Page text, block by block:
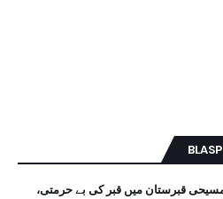
قبرستان میں قبر کی بے حرمتی،